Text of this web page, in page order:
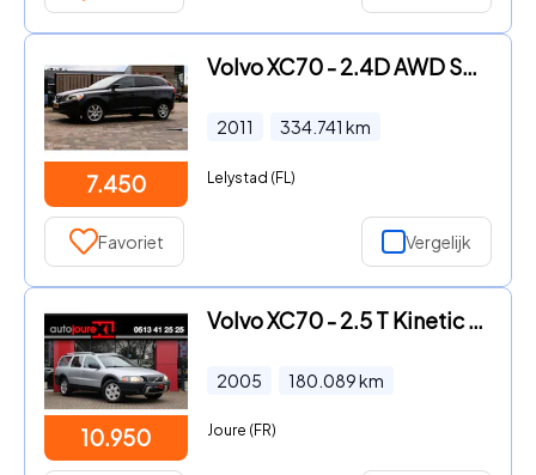
7.450
Volvo XC70 - 2.4D AWD Summum
2011 334.741 km
Lelystad (FL)
Favoriet Vergelijk
10.950
Volvo XC70 - 2.5 T Kinetic AWD | Youngtimer | Rijklaar | 5-Cilinder | Tre
2005 180.089km
Joure (FR)